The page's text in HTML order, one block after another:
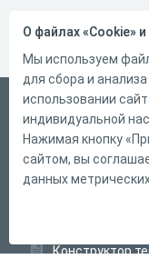
Русский
Справка
Форма
Конструктор
О файлах «Cookie»
Мы используем
для сбора и
использовании
индивидуальной
Нажимая кнопку
сайтом, вы
данных